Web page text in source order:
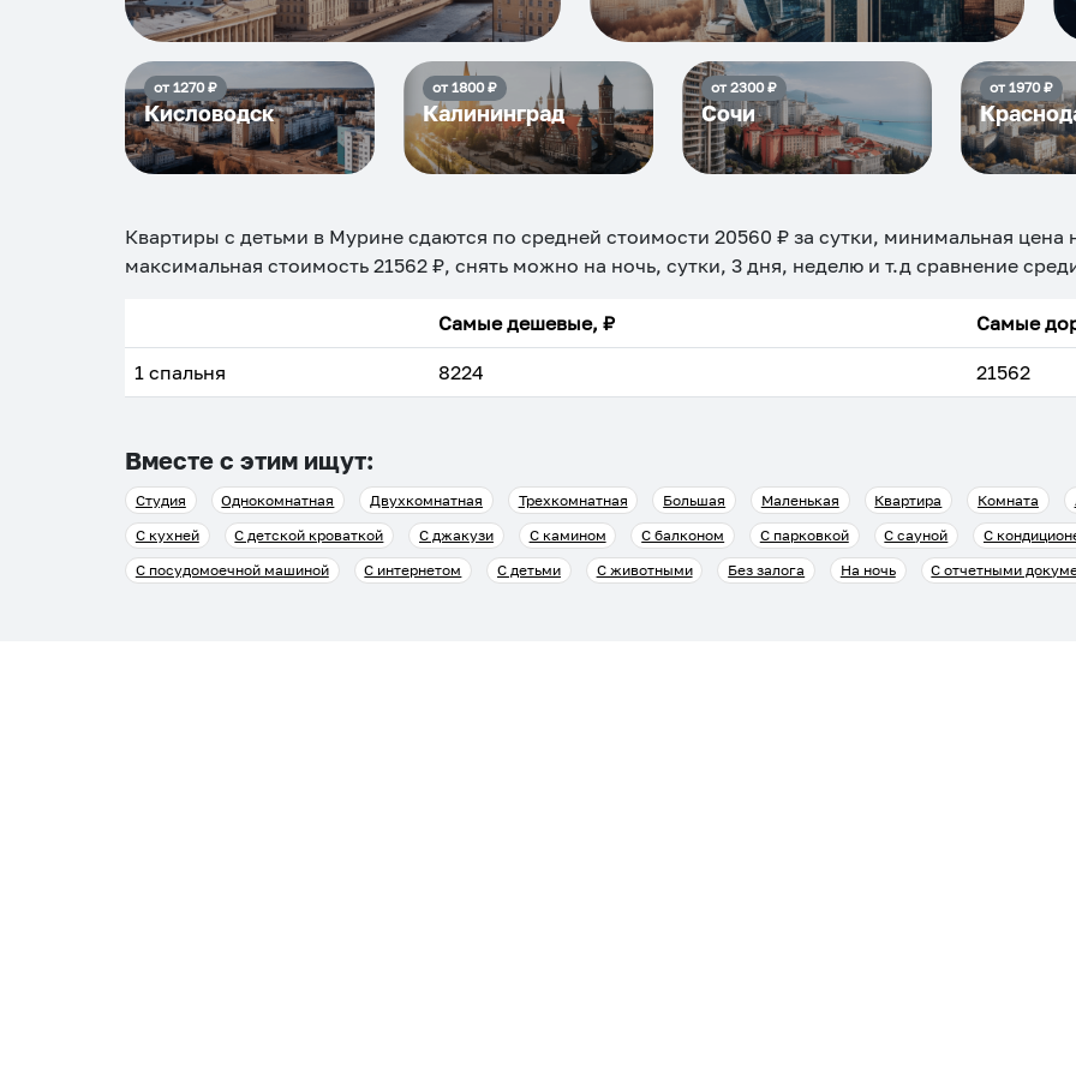
от 1270₽
Кисловодск
от 1800₽
Калининград
от 2300₽
Сочи
от 1970₽
Квартиры с детьми в Мурине сдаются по средней стоимости 20560 ₽ за сутки, минимальная цена
максимальная стоимость 21562 ₽, снять можно на ночь, сутки, 3 дня, неделю и т.д сравнение
Самые дешевые, ₽ Самые
1 спальня 8224 21562
Вместе с этим ищут:
Студия Однокомнатная Двухкомнатная Трехкомнатная Большая Маленькая Квартира Комната
С кухней
С детской кроваткой С джакузи С камином С балконом С парковкой С сауной С
С посудомоечной машиной
С интернетом С детьми С животными Без залога На ночь С отчетными